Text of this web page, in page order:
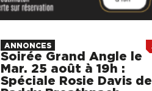
ANNONCES
Soirée Grand Angle le
Mar. 25 août à 19h :
Spéciale Rosie Davis de